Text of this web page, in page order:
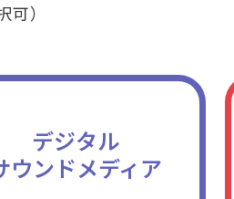
）
デジタル
ウンドメディア